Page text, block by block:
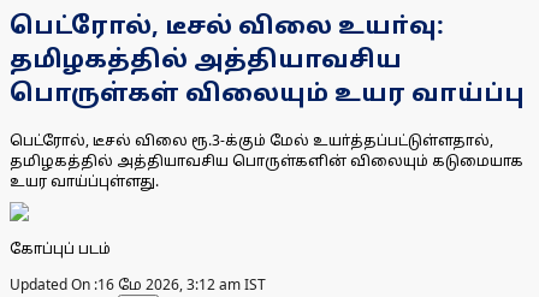
பெட்ரோல், டீசல் விலை உயா்வு:
தமிழகத்தில் அத்தியாவசிய
பொருள்கள் விலையும் உயர வாய்ப்பு
பெட்ரோல், டீசல் விலை ரூ.3-க்கும் மேல் உயா்த்தப்பட்டுள்ளதால்,
தமிழகத்தில் அத்தியாவசிய பொருள்களின் விலையும் கடுமையாக
உயர வாய்ப்புள்ளது.
கோப்புப் படம்
Updated On :16 மே 2026, 3:12 am IST